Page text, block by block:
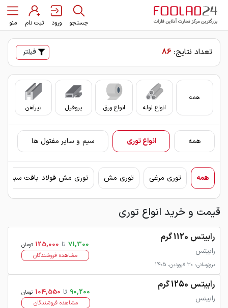
جستجو ورود ثبت نام منو
تعداد نتایج: 86 فیلتر
همه
انواع لوله
انواع ورق پروفیل تیرآهن
همه انواع توری سیم و سایر مفتول ها
همه توری مرغی توری مش توری مش فولاد بافت سبحان
قیمت و خرید انواع توری
رابیتس 1120 گرم
رابیتس
بروزرسانی: 30 فروردین، 1405
71,300 تا 125,000 تومان
مشاهده فروشندگان
رابیتس 1250 گرم
رابیتس
90,200 تا 104,550 تومان
مشاهده فروشندگان